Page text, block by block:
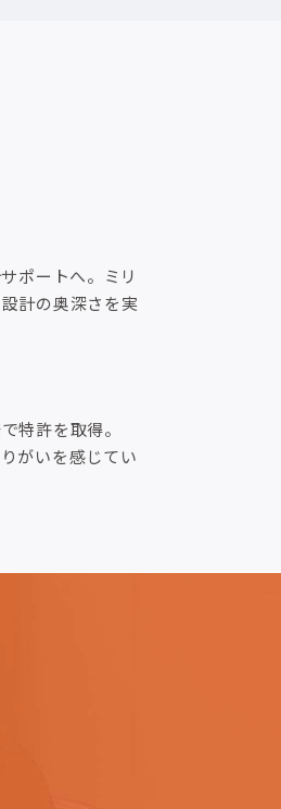
ポートへ。ミリ
計の奥深さを実
特許を取得。
がいを感じてい